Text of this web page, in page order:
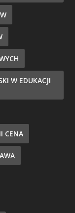
W EDUKACJI
CENA